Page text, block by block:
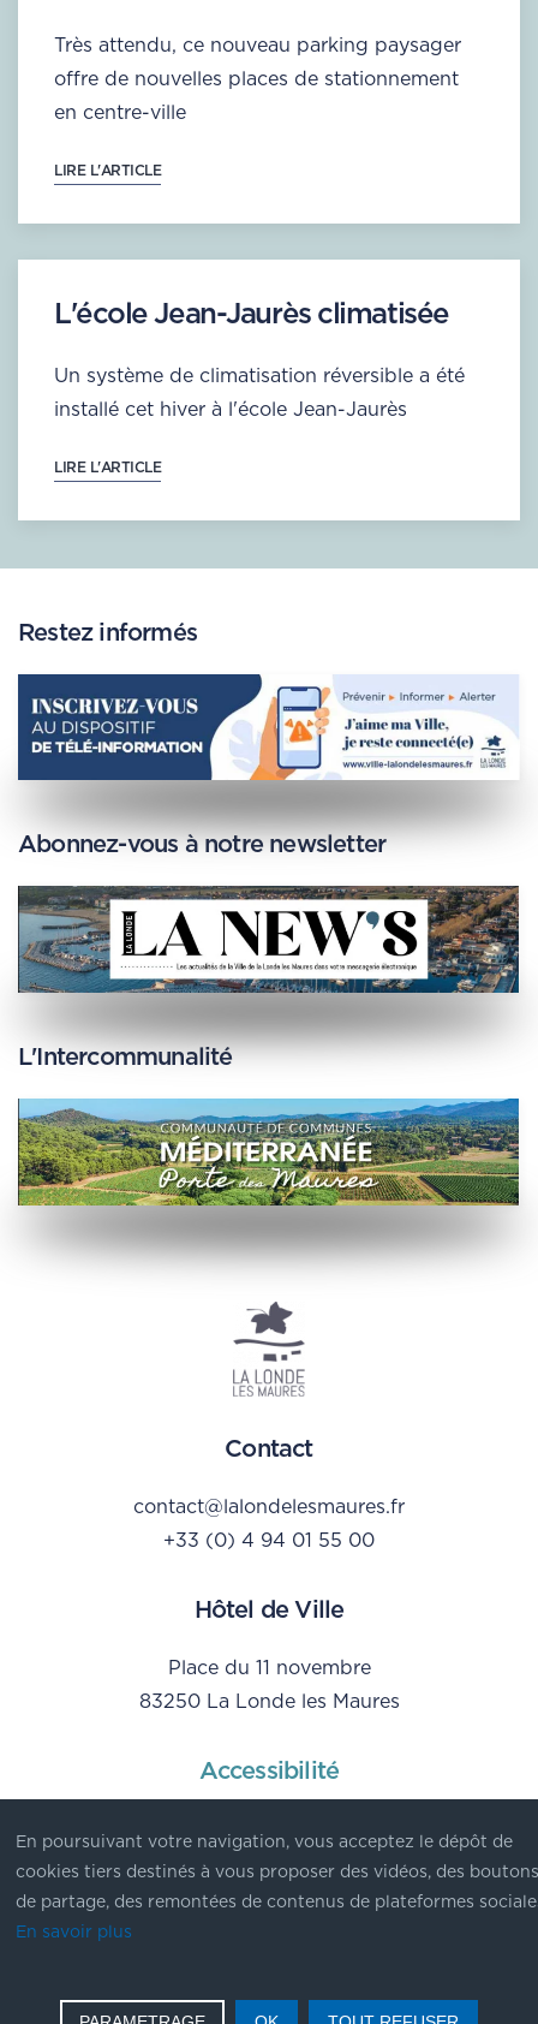
Très attendu, ce nouveau parking paysager
offre de nouvelles places de stationnement
en centre-ville
LIRE L'ARTICLE
L'école Jean-Jaurès climatisée
Un système de climatisation réversible a été
installé cet hiver à l'école Jean-Jaurès
LIRE L'ARTICLE
Restez informés
Abonnez-vous à notre newsletter
L'Intercommunalité
Hôtel de Ville
Place du 11 novembre
83250 La Londe les Maures
Contact
contact@lalondelesmaures.fr
+33 (0) 4 94 01 55 00
Accessibilité
Données personnelles
© Ville de La Londe les Maures - 2023
En poursuivant votre navigation, vous acceptez le dépôt de
cookies tiers destinés à vous proposer des vidéos, des
de partage, des remontées de contenus de plateformes
En savoir plus